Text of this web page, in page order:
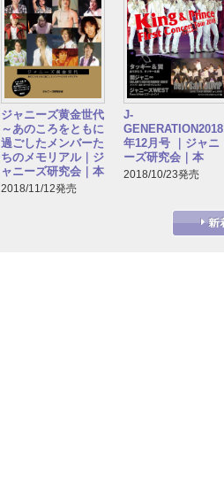
ジャニーズ黄金世代
～あのころをともに
過ごしたメンバーた
ちのメモリアル｜ジ
ャニーズ研究会｜本
2018/11/12発売
J-
GENERATION2018
年12月号 ｜ジャニ
ーズ研究会｜本
2018/10/23発売